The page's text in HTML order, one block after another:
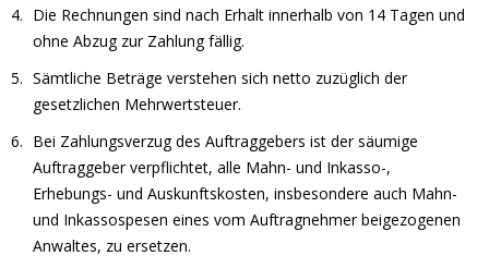
Die Rechnungen sind nach Erhalt innerhalb von 14 Tagen und
ohne Abzug zur Zahlung fällig.
Sämtliche Beträge verstehen sich netto zuzüglich der
gesetzlichen Mehrwertsteuer.
Bei Zahlungsverzug des Auftraggebers ist der säumige
Auftraggeber verpflichtet, alle Mahn- und Inkasso-,
Erhebungs- und Auskunftskosten, insbesondere auch Mahn-
und Inkassospesen eines vom Auftragnehmer beigezogenen
Anwaltes, zu ersetzen.